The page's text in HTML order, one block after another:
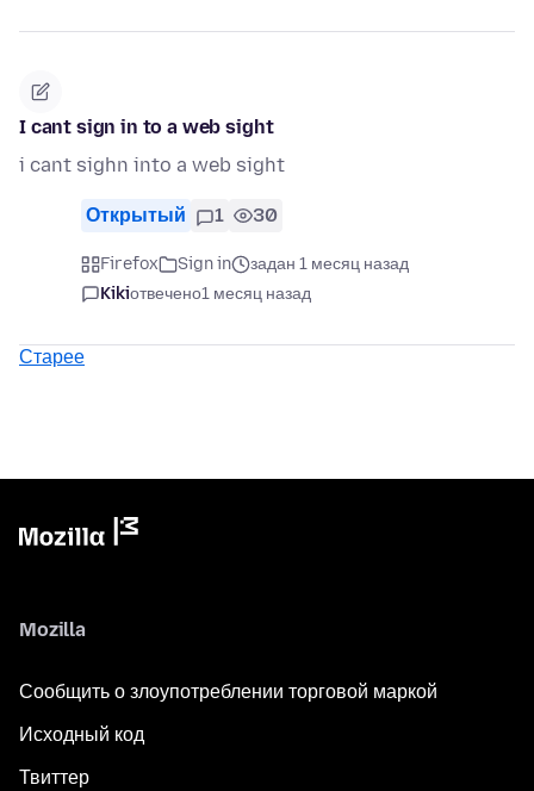
I cant sign in to a web sight
i cant sighn into a web sight
Открытый 1 30
Firefox Sign in
задан 1 месяц назад
Kikiотвечено1 месяц назад
Старее
Mozilla
Сообщить о злоупотреблении торговой маркой
Исходный код
Твиттер